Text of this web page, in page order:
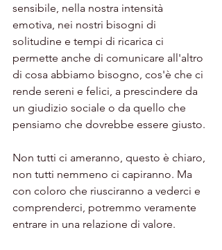
sensibile, nella nostra intensità
emotiva, nei nostri bisogni di
solitudine e tempi di ricarica ci
permette anche di comunicare all'altro
di cosa abbiamo bisogno, cos'è che ci
rende sereni e felici, a prescindere da
un giudizio sociale o da quello che
pensiamo che dovrebbe essere giusto.
Non tutti ci ameranno, questo è chiaro,
non tutti nemmeno ci capiranno. Ma
con coloro che riusciranno a vederci e
comprenderci, potremmo veramente
entrare in una relazione di valore.